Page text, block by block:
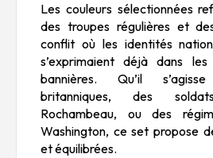
Les couleurs sélectionnées
des troupes régulières et
conflit où les identités
s’exprimaient déjà dans
bannières. Qu’il
britanniques, des
Rochambeau, ou des
Washington, ce set propose
et équilibrées.